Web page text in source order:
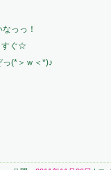
っっ！
すぐ☆
っ(*＞ｗ＜*)♪